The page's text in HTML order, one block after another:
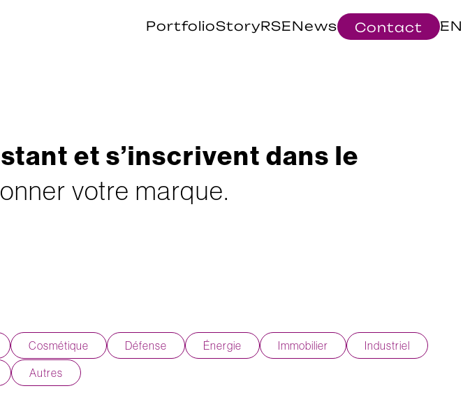
PortfolioStoryRSENews Contact EN
stant et s’inscrivent dans le
onner votre marque.
Cosmétique Défense Énergie Immobilier Industriel
Autres